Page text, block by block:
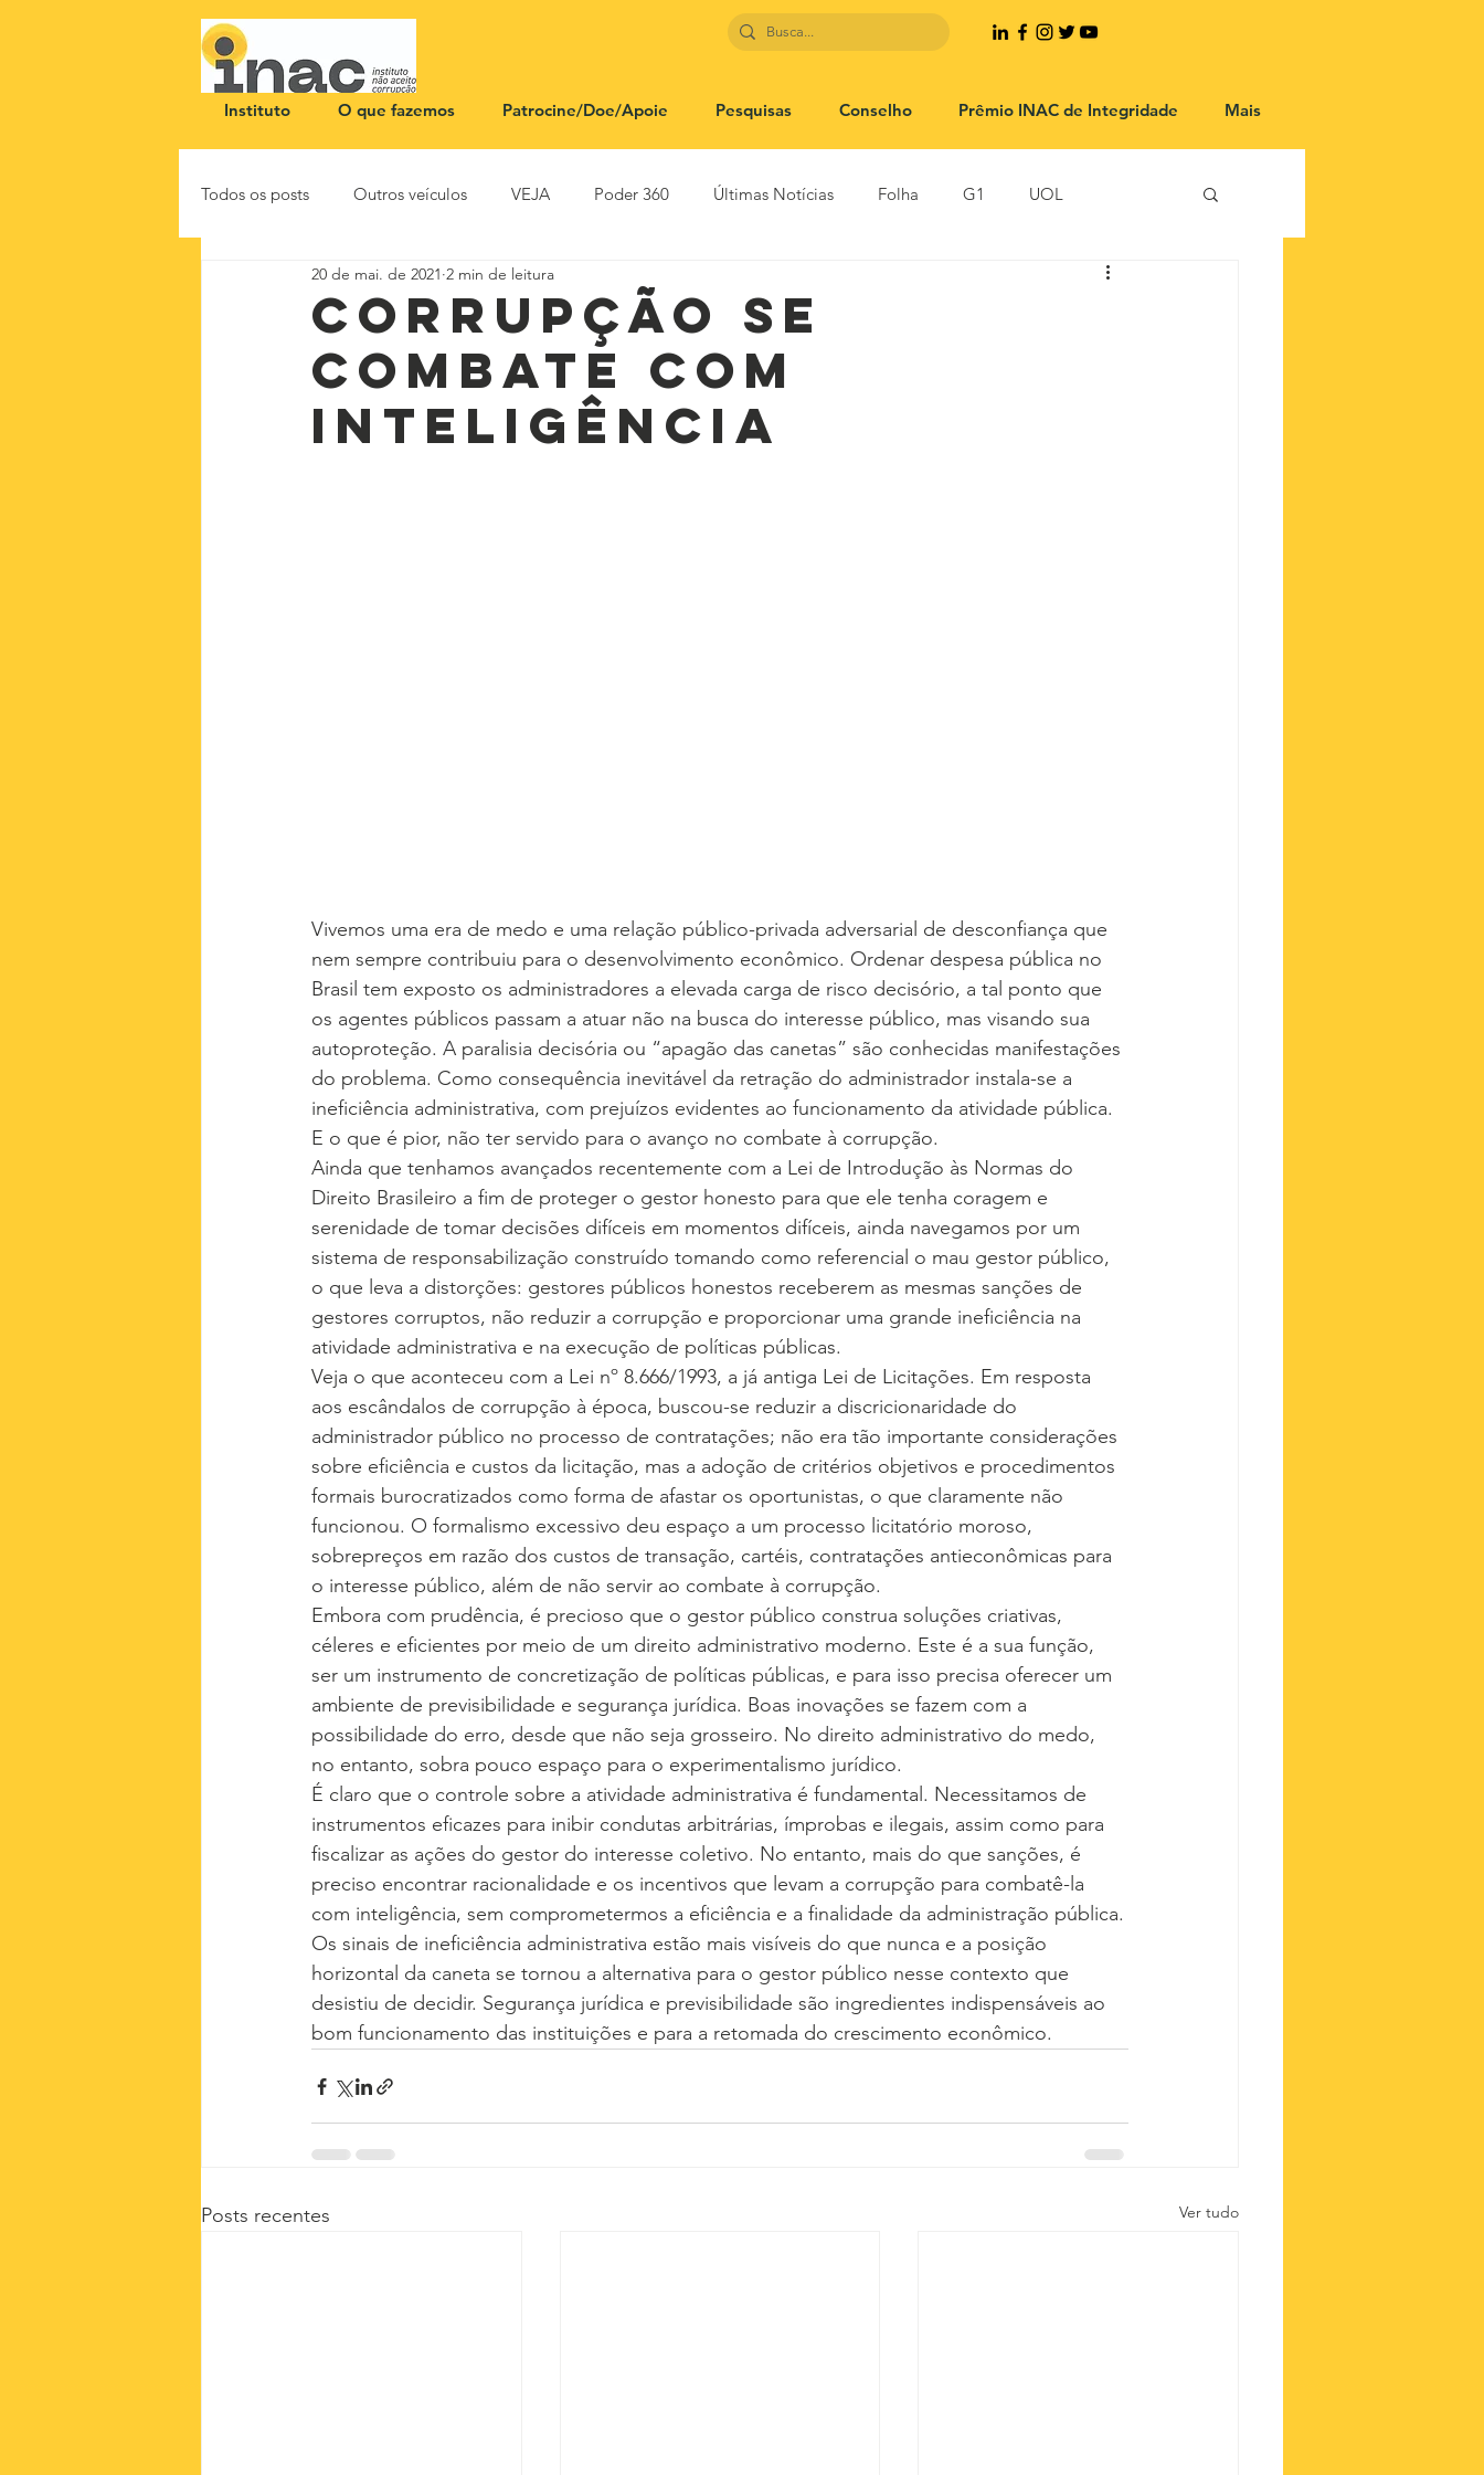
Instituto O que fazemos Patrocine/Doe/Apoie Pesquisas Conselho Prêmio INAC de Integridade Mais
Todos os posts Outros veículos VEJA Poder 360 Últimas Notícias Folha G1 UOL
NOTA PÚBLICA CEID SBT News Rádio Justiça
Corrupção se
combate com
inteligência
20 de mai. de 2021 2 min de leitura
Vivemos uma era de medo e uma relação público-privada adversarial de desconfiança que
nem sempre contribuiu para o desenvolvimento econômico. Ordenar despesa pública no
Brasil tem exposto os administradores a elevada carga de risco decisório, a tal ponto que
os agentes públicos passam a atuar não na busca do interesse público, mas visando sua
autoproteção. A paralisia decisória ou “apagão das canetas” são conhecidas manifestações
do problema. Como consequência inevitável da retração do administrador instala-se a
ineficiência administrativa, com prejuízos evidentes ao funcionamento da atividade pública.
E o que é pior, não ter servido para o avanço no combate à corrupção.
Ainda que tenhamos avançados recentemente com a Lei de Introdução às Normas do
Direito Brasileiro a fim de proteger o gestor honesto para que ele tenha coragem e
serenidade de tomar decisões difíceis em momentos difíceis, ainda navegamos por um
sistema de responsabilização construído tomando como referencial o mau gestor público,
o que leva a distorções: gestores públicos honestos receberem as mesmas sanções de
gestores corruptos, não reduzir a corrupção e proporcionar uma grande ineficiência na
atividade administrativa e na execução de políticas públicas.
Veja o que aconteceu com a Lei nº 8.666/1993, a já antiga Lei de Licitações. Em resposta
aos escândalos de corrupção à época, buscou-se reduzir a discricionaridade do
administrador público no processo de contratações; não era tão importante considerações
sobre eficiência e custos da licitação, mas a adoção de critérios objetivos e procedimentos
formais burocratizados como forma de afastar os oportunistas, o que claramente não
funcionou. O formalismo excessivo deu espaço a um processo licitatório moroso,
sobrepreços em razão dos custos de transação, cartéis, contratações antieconômicas para
o interesse público, além de não servir ao combate à corrupção.
Embora com prudência, é precioso que o gestor público construa soluções criativas,
céleres e eficientes por meio de um direito administrativo moderno. Este é a sua função,
ser um instrumento de concretização de políticas públicas, e para isso precisa oferecer um
ambiente de previsibilidade e segurança jurídica. Boas inovações se fazem com a
possibilidade do erro, desde que não seja grosseiro. No direito administrativo do medo,
no entanto, sobra pouco espaço para o experimentalismo jurídico.
É claro que o controle sobre a atividade administrativa é fundamental. Necessitamos de
instrumentos eficazes para inibir condutas arbitrárias, ímprobas e ilegais, assim como para
fiscalizar as ações do gestor do interesse coletivo. No entanto, mais do que sanções, é
preciso encontrar racionalidade e os incentivos que levam a corrupção para combatê-la
com inteligência, sem comprometermos a eficiência e a finalidade da administração pública.
Os sinais de ineficiência administrativa estão mais visíveis do que nunca e a posição
horizontal da caneta se tornou a alternativa para o gestor público nesse contexto que
desistiu de decidir. Segurança jurídica e previsibilidade são ingredientes indispensáveis ao
bom funcionamento das instituições e para a retomada do crescimento econômico.
Posts recentes Ver tudo